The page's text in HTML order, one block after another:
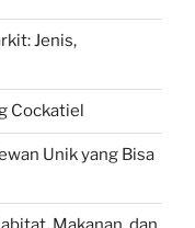
Jenis,
Cockatiel
Unik yang Bisa